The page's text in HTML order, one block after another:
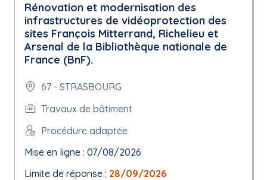
Rénovation et modernisation des
infrastructures de vidéoprotection des
sites François Mitterrand, Richelieu et
Arsenal de la Bibliothèque nationale de
France (BnF).
67 - STRASBOURG
Travaux de bâtiment
Procédure adaptée
Mise en ligne : 07/08/2026
Limite de réponse : 28/09/2026